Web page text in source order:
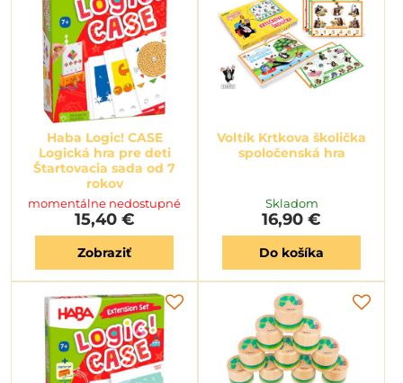
Haba Logic! CASE
Logická hra pre deti
Štartovacia sada od 7
rokov
momentálne nedostupné
15,40 €
Zobraziť
Voltík Krtkova školička
spoločenská hra
Skladom
16,90 €
Do košíka